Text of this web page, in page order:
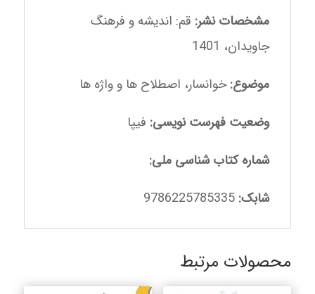
مشخصات نشر: قم: اندیشه و فرهنگ
جاویدان، 1401
موضوع:خوانسار، اصطلاح ها و واژه ها
وضعیت فهرست نویسی: فیپا
شماره کتاب شناسی ملی:
شابک: 9786225785335
محصولات مرتبط